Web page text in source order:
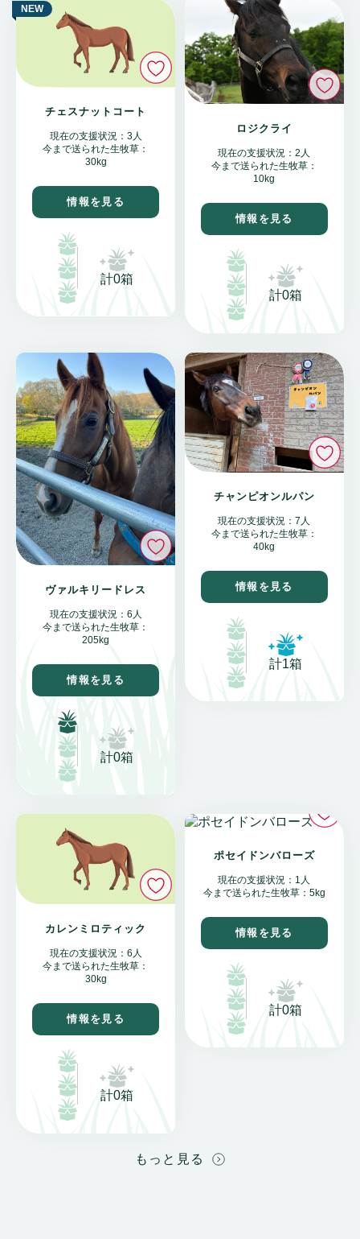
NEW
いいね
チェスナットコート
現在の支援状況：3人
今まで送られた生牧草：
30kg
情報を見る
計0箱
い
ロジクライ
現在の支援状況：2人
今まで送られた生牧草：
10kg
情報を見る
計0箱
いいね
ヴァルキリードレス
現在の支援状況：6人
今まで送られた生牧草：
205kg
情報を見る
計0箱
い
チャンピオンルパン
現在の支援状況：7人
今まで送られた生牧草：
40kg
情報を見る
計1箱
カレンミロティック
現在の支援状況：6人
今まで送られた生牧草：
30kg
情報を見る
計0箱
ポセイドンバローズ
現在の支援状況：1人
今まで送られた生牧草：5kg
情報を見る
計0箱
もっと見る